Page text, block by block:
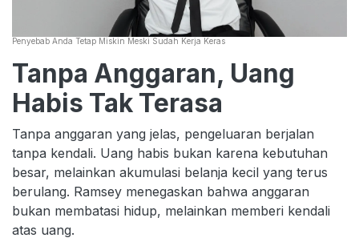
Penyebab Anda Tetap Miskin Meski Sudah Kerja Keras
Tanpa Anggaran, Uang
Habis Tak Terasa
Tanpa anggaran yang jelas, pengeluaran berjalan
tanpa kendali. Uang habis bukan karena kebutuhan
besar, melainkan akumulasi belanja kecil yang terus
berulang. Ramsey menegaskan bahwa anggaran
bukan membatasi hidup, melainkan memberi kendali
atas uang.